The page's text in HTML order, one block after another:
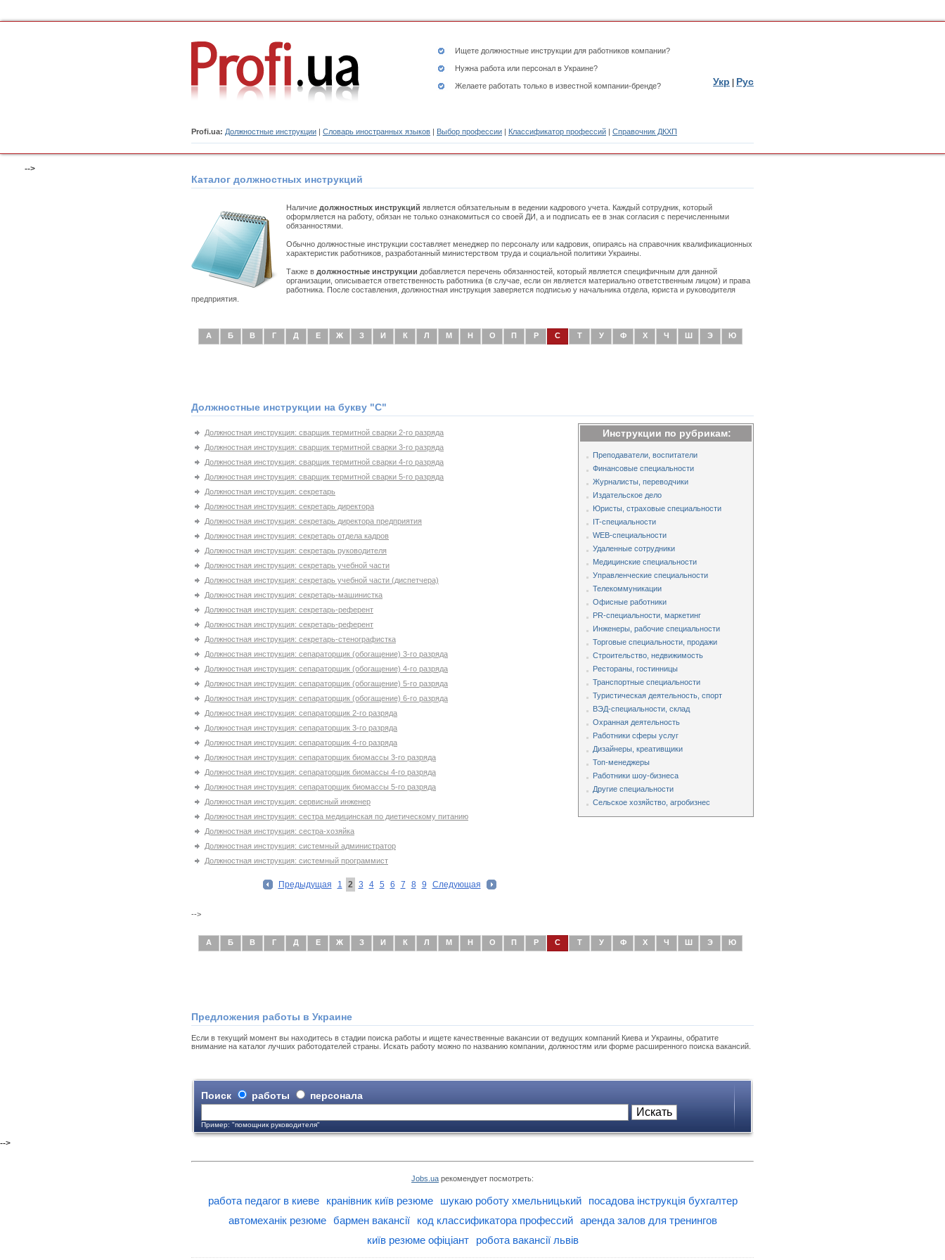
Ищете должностные инструкции для работников компании?
Нужна работа или персонал в Украине?
Желаете работать только в известной компании-бренде?
Profi.ua: Должностные инструкции | Словарь иностранных языков | Выбор профессии | Классификатор профессий | Справочник ДКХП
Укр Рус
-->
Каталог должностных инструкций
Наличие должностных инструкций является обязательным в ведении кадрового учета. Каждый сотрудник, который
оформляется на работу, обязан не только ознакомиться со своей ДИ, а и подписать ее в знак согласия с перечисленными
обязанностями.
Обычно должностные инструкции составляет менеджер по персоналу или кадровик, опираясь на справочник квалификационных
характеристик работников, разработанный министерством труда и социальной политики Украины.
Также в должностные инструкции добавляется перечень обязанностей, который является специфичным для данной
организации, описывается ответственность работника (в случае, если он является материально ответственным лицом) и права
работника. После составления, должностная инструкция заверяется подписью у начальника отдела, юриста и руководителя
предприятия.
А Б В Г Д Е Ж З И К Л М Н О П Р С Т У Ф Х Ч Ш Э Ю
Должностные инструкции на букву "С"
Должностная инструкция: сварщик термитной сварки 2-го разряда
Должностная инструкция: сварщик термитной сварки 3-го разряда
Должностная инструкция: сварщик термитной сварки 4-го разряда
Должностная инструкция: сварщик термитной сварки 5-го разряда
Должностная инструкция: секретарь
Должностная инструкция: секретарь директора
Должностная инструкция: секретарь директора предприятия
Должностная инструкция: секретарь отдела кадров
Должностная инструкция: секретарь руководителя
Должностная инструкция: секретарь учебной части
Должностная инструкция: секретарь учебной части (диспетчера)
Должностная инструкция: секретарь-машинистка
Должностная инструкция: секретарь-референт
Должностная инструкция: секретарь-референт
Должностная инструкция: секретарь-стенографистка
Должностная инструкция: сепараторщик (обогащение) 3-го разряда
Должностная инструкция: сепараторщик (обогащение) 4-го разряда
Должностная инструкция: сепараторщик (обогащение) 5-го разряда
Должностная инструкция: сепараторщик (обогащение) 6-го разряда
Должностная инструкция: сепараторщик 2-го разряда
Должностная инструкция: сепараторщик 3-го разряда
Должностная инструкция: сепараторщик 4-го разряда
Должностная инструкция: сепараторщик биомассы 3-го разряда
Должностная инструкция: сепараторщик биомассы 4-го разряда
Должностная инструкция: сепараторщик биомассы 5-го разряда
Должностная инструкция: сервисный инженер
Должностная инструкция: сестра медицинская по диетическому питанию
Должностная инструкция: сестра-хозяйка
Должностная инструкция: системный администратор
Должностная инструкция: системный программист
Предыдущая 1 2 3 4 5 6 7 8 9 Следующая
Инструкции по рубрикам:
Преподаватели, воспитатели
Финансовые специальности
Журналисты, переводчики
Издательское дело
Юристы, страховые специальности
IT-специальности
WEB-специальности
Удаленные сотрудники
Медицинские специальности
Управленческие специальности
Телекоммуникации
Офисные работники
PR-специальности, маркетинг
Инженеры, рабочие специальности
Торговые специальности, продажи
Строительство, недвижимость
Рестораны, гостинницы
Транспортные специальности
Туристическая деятельность, спорт
ВЭД-специальности, склад
Охранная деятельность
Работники сферы услуг
Дизайнеры, креативщики
Топ-менеджеры
Работники шоу-бизнеса
Другие специальности
Сельское хозяйство, агробизнес
-->
А Б В Г Д Е Ж З И К Л М Н О П Р С Т У Ф Х Ч Ш Э Ю
Предложения работы в Украине
Если в текущий момент вы находитесь в стадии поиска работы и ищете качественные вакансии от ведущих компаний Киева и Украины, обратите
внимание на каталог лучших работодателей страны. Искать работу можно по названию компании, должностям или форме расширенного поиска вакансий.
Поиск работы персонала
Пример: "помощник руководителя"
-->
Jobs.ua рекомендует посмотреть:
работа педагог в киеве кранівник київ резюме шукаю роботу хмельницький
посадова інструкція бухгалтер
автомеханік резюме
бармен вакансії код классификатора профессий
аренда залов для тренингов
київ резюме офіціант
робота вакансії львів